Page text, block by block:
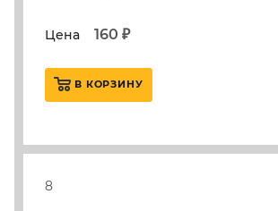
Цена 160 ₽
В КОРЗИНУ
8